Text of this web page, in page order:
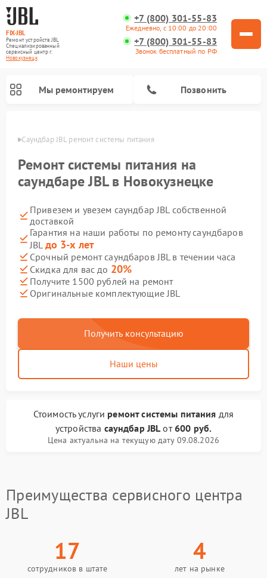
FIX-JBL
Ремонт устройств JBL
Специализированный
cервисный центр г.
Новокузнецк
+7 (800) 301-55-83
Ежедневно, с 10:00 до 20:00
+7 (800) 301-55-83
Звонок бесплатный по РФ
Мы ремонтируем Позвонить
Саундбар JBL ремонт системы питания
Ремонт системы питания на
саундбаре JBL в Новокузнецке
Привезем и увезем саундбар JBL собственной
доставкой
Гарантия на наши работы по ремонту саундбаров
JBL до 3-х лет
Срочный ремонт саундбаров JBL в течении часа
Скидка для вас до 20%
Получите 1500 рублей на ремонт
Оригинальные комплектующие JBL
Получить консультацию
Наши цены
Стоимость услуги ремонт системы питания для
устройства саундбар JBL от600 руб.
Цена актуальна на текущую дату 09.08.2026
Преимущества сервисного центра
JBL
17
сотрудников в штате
4
лет на рынке